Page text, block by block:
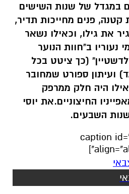
במגדל של שנות השישים
קטנה, פנים מחייכות תדיר,
את גילו, וכאילו נשאר
נעוריו ב"חוות הנוער
(כך ציטט בכל
ועיתון ספורט שמחובר
היה חלק ממרפק
החיצוניים.את יוסי
השבעים.
[caption